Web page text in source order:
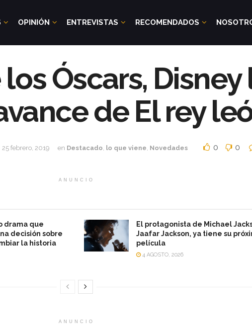
OPINIÓN ENTREVISTAS RECOMENDADOS
Óscars, Disney
de El rey
25 febrero, 2019 en Destacado lo que viene Novedades 0 0
ANUNCIO
drama que
decisión sobre
la historia
El protagonista de Michael
Jaafar Jackson, ya tiene su
película
4 AGOSTO, 2026
ANUNCIO